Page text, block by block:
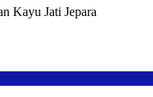
Kayu Jati Jepara